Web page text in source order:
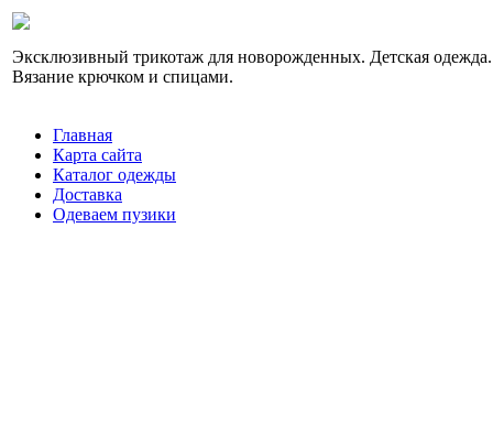
Эксклюзивный трикотаж для новорожденных. Детская одежда.
Вязание крючком и спицами.
Главная
Карта сайта
Каталог одежды
Доставка
Одеваем пузики